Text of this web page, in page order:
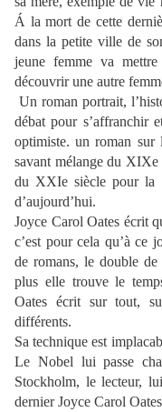
Á la mort de cette
dans la petite ville de
jeune femme va
découvrir une autre
Un roman portrait,
débat pour s’affranchir
optimiste. un roman sur
savant mélange du XIXe
du XXIe siècle pour la
d’aujourd’hui.
Joyce Carol Oates écrit
c’est pour cela qu’à ce
de romans, le double de
plus elle trouve le
Oates écrit sur tout,
différents.
Sa technique est
Le Nobel lui passe
Stockholm, le lecteur,
dernier Joyce Carol